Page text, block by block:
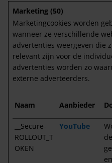
Marketing (50)
Marketingcookies worden
wanneer ze verschillende
advertenties weergeven die
relevant zijn voor de
advertenties worden zo
externe adverteerders.
Naam Aanbieder
__Secure-
ROLLOUT_T
OKEN
YouTube